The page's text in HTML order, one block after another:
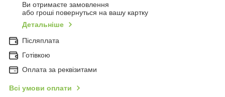
Ви отримаєте замовлення
або гроші повернуться на вашу картку
Детальніше
Післяплата
Готівкою
Оплата за реквізитами
Всі умови оплати